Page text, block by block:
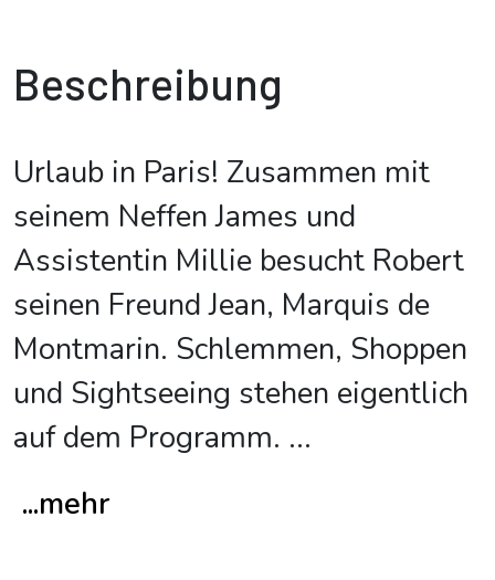
Beschreibung
Urlaub in Paris! Zusammen mit
seinem Neffen James und
Assistentin Millie besucht Robert
seinen Freund Jean, Marquis de
Montmarin. Schlemmen, Shoppen
und Sightseeing stehen eigentlich
auf dem Programm. ...
...mehr